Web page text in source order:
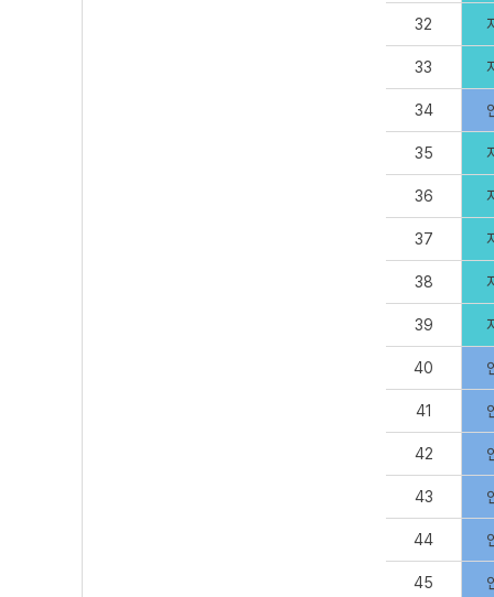
32
33
34
35
36
37
38
39
40
41
42
43
44
45